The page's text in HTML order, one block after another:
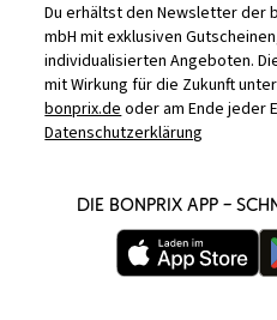
Du erhältst den Newsletter der
mbH mit exklusiven
individualisierten Angeboten.
mit Wirkung für die Zukunft unter
bonprix.deoder am Ende jeder
Datenschutzerklärung
DIE BONPRIX APP –